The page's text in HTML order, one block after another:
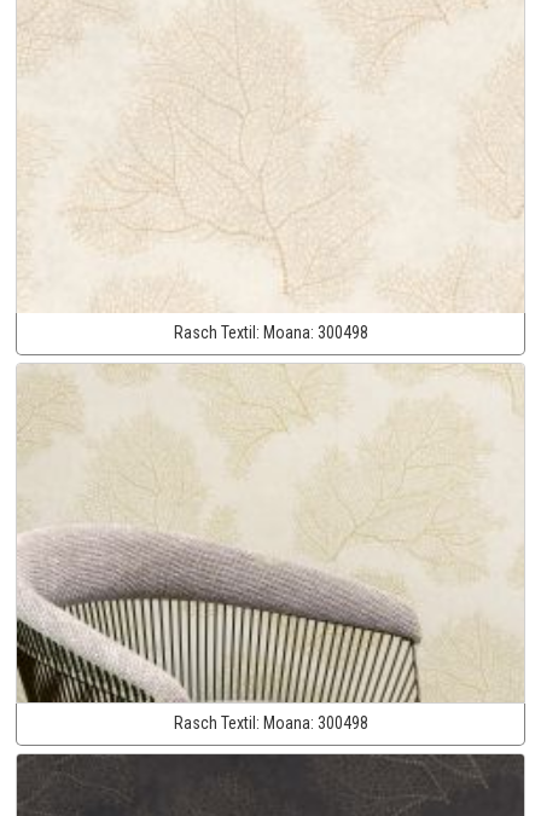
Rasch Textil: Moana: 300498
Rasch Textil: Moana: 300498